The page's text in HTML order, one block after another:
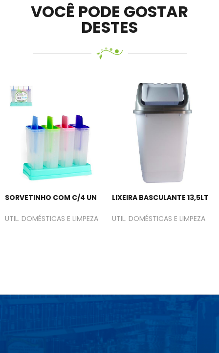
VOCÊ PODE GOSTAR
DESTES
SORVETINHO COM C/4 UN
UTIL. DOMÉSTICAS E LIMPEZA
LIXEIRA BASCULANTE 13,5LT
UTIL. DOMÉSTICAS E LIMPEZA